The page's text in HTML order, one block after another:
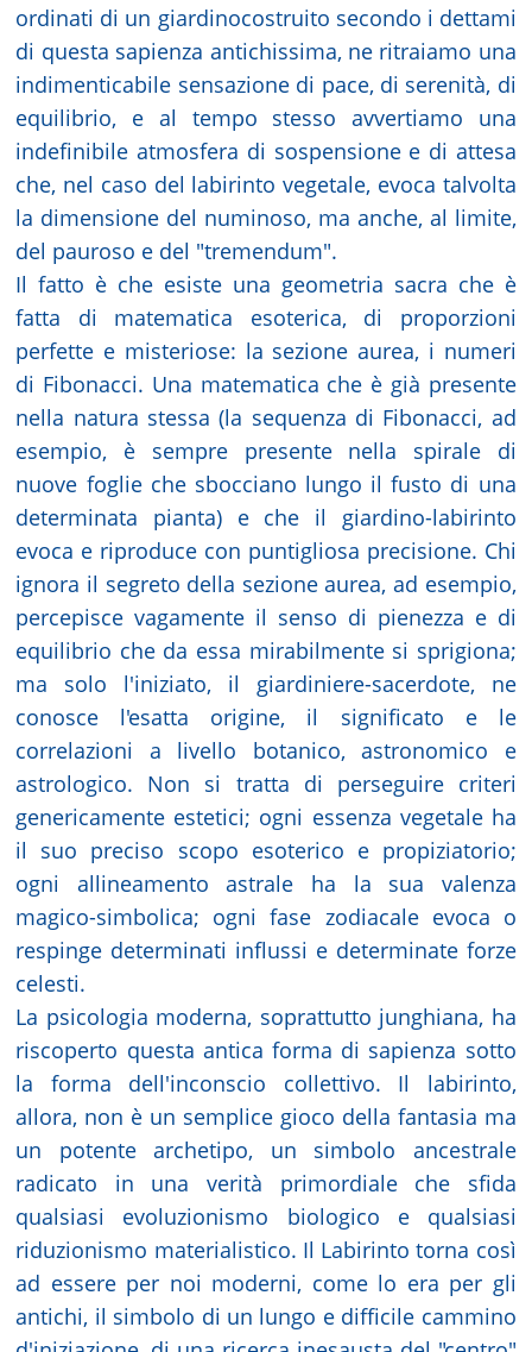
ordinati di un giardinocostruito secondo i dettami
di questa sapienza antichissima, ne ritraiamo una
indimenticabile sensazione di pace, di serenità, di
equilibrio, e al tempo stesso avvertiamo una
indefinibile atmosfera di sospensione e di attesa
che, nel caso del labirinto vegetale, evoca talvolta
la dimensione del numinoso, ma anche, al limite,
del pauroso e del "tremendum".
Il fatto è che esiste una geometria sacra che è
fatta di matematica esoterica, di proporzioni
perfette e misteriose: la sezione aurea, i numeri
di Fibonacci. Una matematica che è già presente
nella natura stessa (la sequenza di Fibonacci, ad
esempio, è sempre presente nella spirale di
nuove foglie che sbocciano lungo il fusto di una
determinata pianta) e che il giardino-labirinto
evoca e riproduce con puntigliosa precisione. Chi
ignora il segreto della sezione aurea, ad esempio,
percepisce vagamente il senso di pienezza e di
equilibrio che da essa mirabilmente si sprigiona;
ma solo l'iniziato, il giardiniere-sacerdote, ne
conosce l'esatta origine, il significato e le
correlazioni a livello botanico, astronomico e
astrologico. Non si tratta di perseguire criteri
genericamente estetici; ogni essenza vegetale ha
il suo preciso scopo esoterico e propiziatorio;
ogni allineamento astrale ha la sua valenza
magico-simbolica; ogni fase zodiacale evoca o
respinge determinati influssi e determinate forze
celesti.
La psicologia moderna, soprattutto junghiana, ha
riscoperto questa antica forma di sapienza sotto
la forma dell'inconscio collettivo. Il labirinto,
allora, non è un semplice gioco della fantasia ma
un potente archetipo, un simbolo ancestrale
radicato in una verità primordiale che sfida
qualsiasi evoluzionismo biologico e qualsiasi
riduzionismo materialistico. Il Labirinto torna così
ad essere per noi moderni, come lo era per gli
antichi, il simbolo di un lungo e difficile cammino